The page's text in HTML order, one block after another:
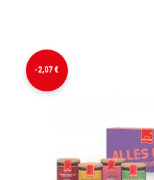
-2,07 €